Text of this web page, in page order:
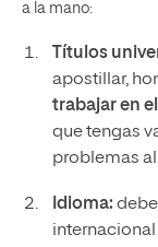
a la mano:
Títulos
apostillar,
trabajar en
que tengas
problemas
Idioma:
internacional